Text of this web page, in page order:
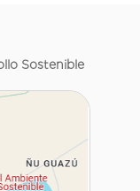
Sostenible